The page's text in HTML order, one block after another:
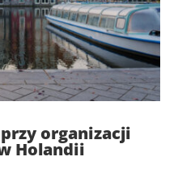
organizacji
Holandii